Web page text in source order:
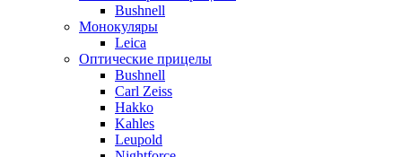
Bushnell
Монокуляры
Leica
Оптические прицелы
Bushnell
Carl Zeiss
Hakko
Kahles
Leupold